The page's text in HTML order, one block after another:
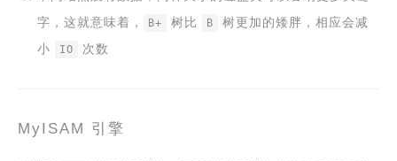
字，这就意味着，
B+ 树比 B
树更加的矮胖，相应会减
小
IO 次数
MyISAM 引擎